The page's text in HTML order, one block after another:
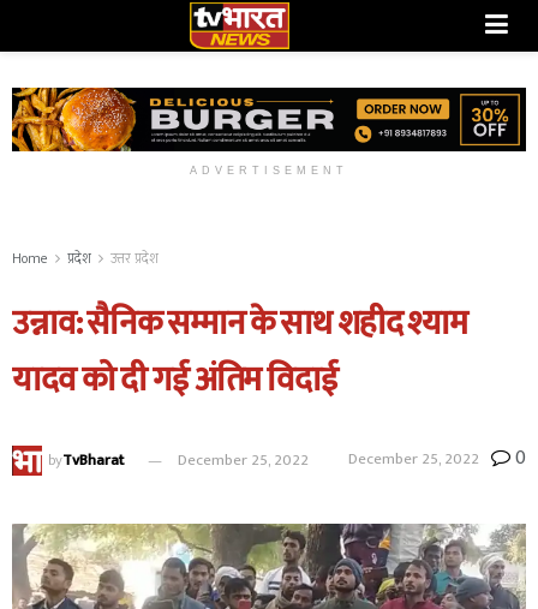
ADVERTISEMENT
Home प्रदेश उत्तर प्रदेश
उन्नाव: सैनिक सम्मान के साथ शहीद श्याम
यादव को दी गई अंतिम विदाई
byTvBharat December 25, 2022 December 25, 2022 0